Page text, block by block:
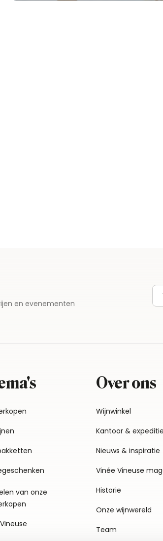
en evenementen
van onze
Over ons
Wijnwinkel
Kantoor & expeditie
Nieuws & inspiratie
Vinée Vineuse
Historie
Onze wijnwereld
Team